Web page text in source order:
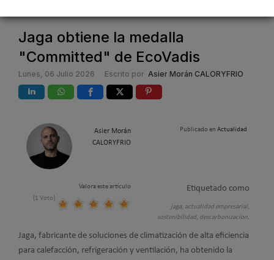
Jaga obtiene la medalla
"Committed" de EcoVadis
Lunes, 06 Julio 2026 Escrito por Asier Morán CALORYFRIO
Asier Morán
CALORYFRIO
Publicado en Actualidad
Valora este artículo
(1 Voto)
Etiquetado como
jaga, actualidad empresarial,
sostenibilidad, descarbonizacion,
Jaga, fabricante de soluciones de climatización de alta eficiencia
para calefacción, refrigeración y ventilación, ha obtenido la